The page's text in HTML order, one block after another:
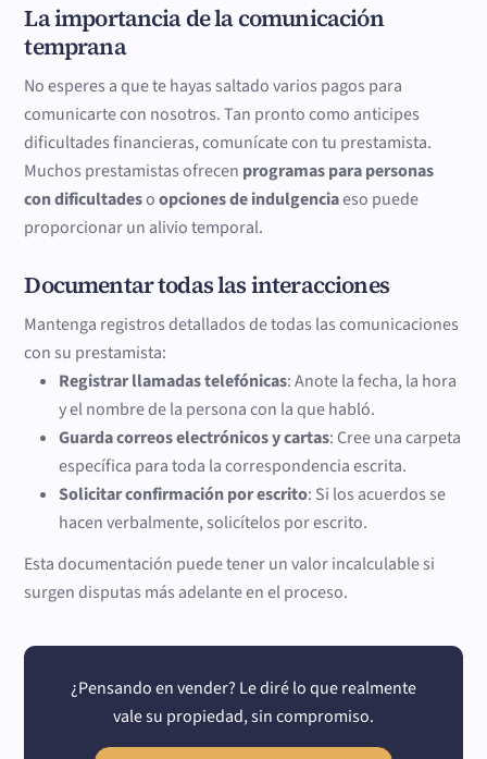
La importancia de la comunicación
temprana
No esperes a que te hayas saltado varios pagos para
comunicarte con nosotros. Tan pronto como anticipes
dificultades financieras, comunícate con tu prestamista.
Muchos prestamistas ofrecen programas para personas
con dificultadesoopciones de indulgenciaeso puede
proporcionar un alivio temporal.
Documentar todas las interacciones
Mantenga registros detallados de todas las comunicaciones
con su prestamista:
Registrar llamadas telefónicas: Anote la fecha, la hora
y el nombre de la persona con la que habló.
Guarda correos electrónicos y cartas: Cree una carpeta
específica para toda la correspondencia escrita.
Solicitar confirmación por escrito: Si los acuerdos se
hacen verbalmente, solicítelos por escrito.
Esta documentación puede tener un valor incalculable si
surgen disputas más adelante en el proceso.
¿Pensando en vender? Le diré lo que realmente
vale su propiedad, sin compromiso.